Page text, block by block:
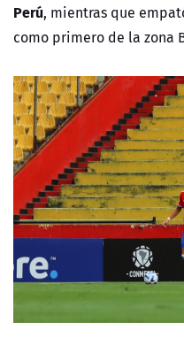
Perú, mientras que
como primero de la zona